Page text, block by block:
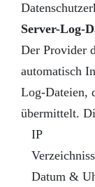
Server-Log-
Der Provider
automatisch
Log-Dateien,
übermittelt.
IP
Datum &